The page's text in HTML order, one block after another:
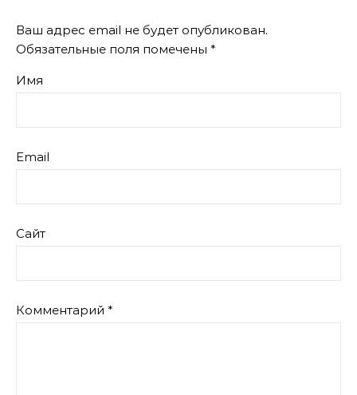
Ваш адрес email не будет опубликован.
Обязательные поля помечены *
Имя
Email
Сайт
Комментарий *